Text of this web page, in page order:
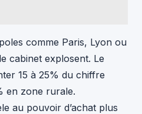
comme Paris, Lyon ou
cabinet explosent. Le
15 à 25% du chiffre
en zone rurale.
au pouvoir d’achat plus